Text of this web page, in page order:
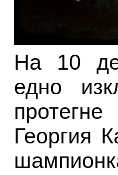
На 10
едно
Георгия